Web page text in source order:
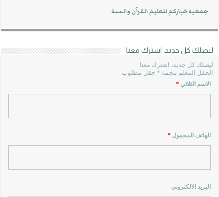
جمعية خياركم لتعليم القرآن والسنة
ليصلك كل جديد، اشترك معنا
ليصلك كل جديد، اشترك معنا
الحقل المعلم بنجمة * حقل مطلوب
الاسم الثلاثي*
الهاتف المحمول*
البريد الالكتروني